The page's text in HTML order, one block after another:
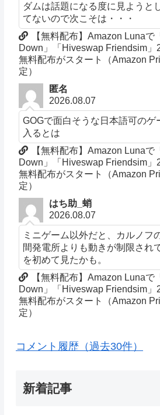
ダムは話題になる度に見ようと
てないので次こそは・・・
【無料配布】Amazon Lunaで
Down」「Hiveswap Friendsim」
無料配布がスタート（Amazon
定）
匿名
2026.08.07
GOGで面白そうな日本語可のゲ
入るとは
【無料配布】Amazon Lunaで
Down」「Hiveswap Friendsim」
無料配布がスタート（Amazon
定）
はち助_蛸
2026.08.07
ミニゲーム以外だと、カルノフ
間発電所よりも動きが制限され
を初めて見たかも。
【無料配布】Amazon Lunaで
Down」「Hiveswap Friendsim」
無料配布がスタート（Amazon
定）
コメント履歴（過去30件）
新着記事